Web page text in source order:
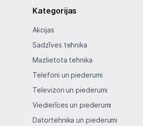
Tet pakalpojumi
Informācija
Kategorijas
Akcijas
Sadzīves tehnika
Mazlietota tehnika
Telefoni un piederumi
Televizori un piederumi
Viedierīces un piederumi
Datortehnika un piederumi